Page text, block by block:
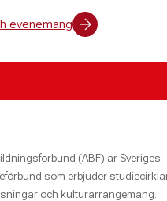
evenemang
(ABF) är Sveriges
som erbjuder
och kulturarrangemang.